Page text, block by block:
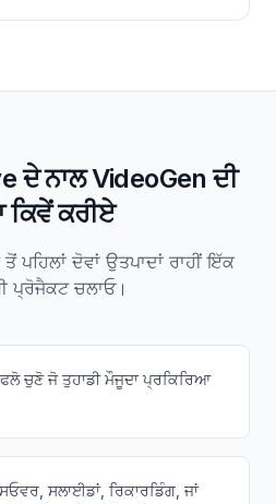
ਦੇ ਨਾਲ VideoGen ਦੀ
ਕਿਵੇਂ ਕਰੀਏ
ਦੋਵਾਂ ਉਤਪਾਦਾਂ ਰਾਹੀਂ ਇੱਕ
ਪ੍ਰੋਜੈਕਟ ਚਲਾਓ।
ਚੁਣੋ ਜੋ ਤੁਹਾਡੀ ਮੌਜੂਦਾ ਪ੍ਰਕਿਰਿਆ
ਸਲਾਈਡਾਂ, ਰਿਕਾਰਡਿੰਗ, ਜਾਂ